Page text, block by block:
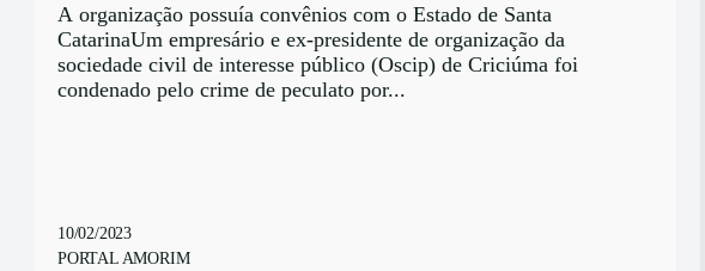
A organização possuía convênios com o Estado de Santa
CatarinaUm empresário e ex-presidente de organização da
sociedade civil de interesse público (Oscip) de Criciúma foi
condenado pelo crime de peculato por...
10/02/2023
PORTAL AMORIM